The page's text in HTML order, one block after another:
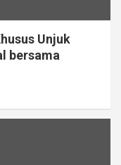
Unjuk
bersama